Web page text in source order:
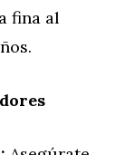
fina al